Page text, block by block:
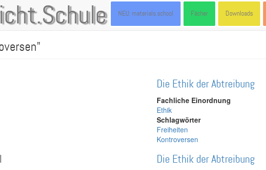
NEU: materials.school Fächer Downloads
Die Ethik der Abtreibung
Fachliche Einordnung
Ethik
Schlagwörter
Freiheiten
Kontroversen
Die Ethik der Abtreibung